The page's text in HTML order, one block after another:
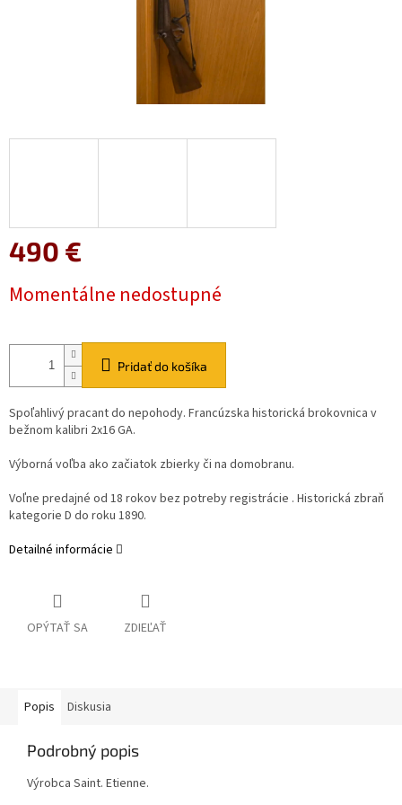
490 €
cena:
Momentálne nedostupné
Pridať do košíka
Spoľahlivý pracant do nepohody. Francúzska historická brokovnica v
bežnom kalibri 2x16 GA.
Výborná voľba ako začiatok zbierky či na domobranu.
Voľne predajné od 18 rokov bez potreby registrácie . Historická zbraň
kategorie D do roku 1890.
Detailné informácie
OPÝTAŤ SA ZDIEĽAŤ
Popis Diskusia
Podrobný popis
Výrobca Saint. Etienne.